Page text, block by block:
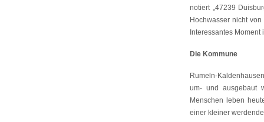
notiert „47239
Hochwasser nicht
Interessantes
Die Kommune
Rumeln-
um- und ausgebaut
Menschen leben
einer kleiner